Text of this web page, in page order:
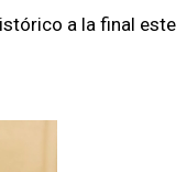
a la final este